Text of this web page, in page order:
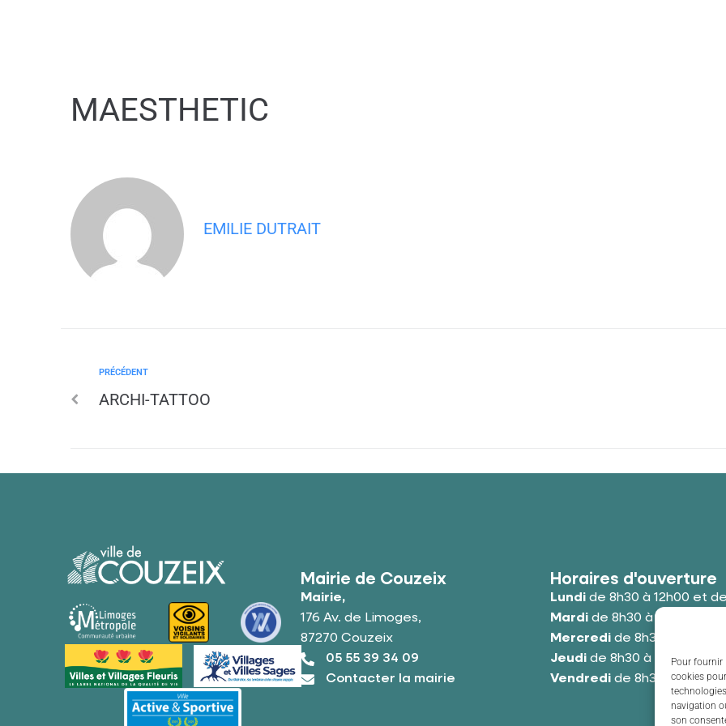
Pour fournir
cookies
navigation
son
MAESTHETIC
EMILIE DUTRAIT
PRÉCÉDENT
ARCHI-TATTOO
Mairie de Couzeix
Mairie,
176 Av. de Limoges,
87270 Couzeix
05 55 39 34 09
Contacter la mairie
Horaires d'ouverture
Lundide 8h30 à 12h00 et de
Mardide 8h30 à 12h00 et de
Mercredide 8h30 à 12h00
Jeudide 8h30 à 12h00 et
Vendredide 8h30 à 12h00